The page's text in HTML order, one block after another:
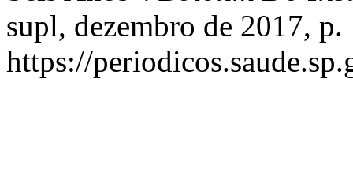
supl, dezembro de 2017,
https://